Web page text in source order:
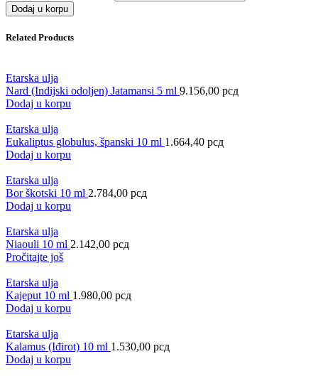
Dodaj u korpu
Related Products
Etarska ulja
Nard (Indijski odoljen) Jatamansi 5 ml 9.156,00 рсд
Dodaj u korpu
Etarska ulja
Eukaliptus globulus, španski 10 ml 1.664,40 рсд
Dodaj u korpu
Etarska ulja
Bor škotski 10 ml 2.784,00 рсд
Dodaj u korpu
Etarska ulja
Niaouli 10 ml 2.142,00 рсд
Pročitajte još
Etarska ulja
Kajeput 10 ml 1.980,00 рсд
Dodaj u korpu
Etarska ulja
Kalamus (Iđirot) 10 ml 1.530,00 рсд
Dodaj u korpu